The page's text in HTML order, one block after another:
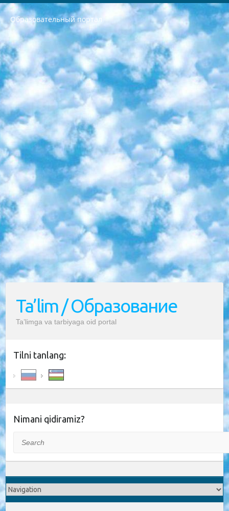
Образовательный портал
РЕСПУБЛИКА УЗБЕКИСТАН МИНИСТРЕРСТВО ДОШКОЛЬНОГО И ШКОЛЬНОГО ОБРАЗОВАНИЯ КОМАНДА в общеобразовательных учреждениях в 2023-2024 учебном году организация и проведение итоговой государственной аттестации обучающихся о Министра дошкольного и школьного образования Республики Узбекистан от 4 марта 2008 года (постановлением Минюста от 20 марта 2008 года № 1778 государственной регистрации) «Итоговое состояние учащихся общего среднего образования на основании положения об утверждении положения об аттестации общего среднего образования выпускной экзамен студентов в образовательных учреждениях в 2023-2024 учебном году В целях организации и прохождения аттестации приказываю: 1. Следующее: перечень предметов, по которым будет проводиться итоговая государственная аттестация и экзамен формы перевода согласно приложению 1; сертификаты международного образца, оценивающие уровень владения иностранными языками перечень согласно приложению 2; 2. Педагогический при специализированных образовательных учреждениях. научно-практический центр квалификации и международной оценки (Д.Давидова) 2024 г. До 25 марта: задания по предметам, по которым будет проводиться итоговая аттестация разработка и утверждение технических условий; итоговая аттестация на основании разработанного предметного задания разработка вопросов по предметам (устно и письменно), экзамен передача; общеобразовательные средние школы и специальные учебные заведения учащиеся выпускных классов школ и интернатов в агентской системе подготовка базы данных экзаменационных материалов и критериев оценки; перевод базы экзаменационных материалов на все языки обучения подать в Республиканский образовательный центр для изготовления; варианты экзаменов на основе разработанных контрольных материалов пусть будут поставлены задачи формирования. 3. Республиканский образовательный центр (Ш.Худайкулов) до 5 апреля 2024 года. до: база данных предоставленных экзаменационных материалов на все языки обучения перевод и экспертиза; для слепых, слабовидящих, глухих, слабослышащих и умственно отсталых детей учащиеся выпускных классов специализированных школ и школ-интернатов база данных экзаменационных материалов на всех преподаваемых языках подготовка критериев оценки; специализированные школы для умственно отсталых детей и технологии для учащихся выпускных классов школ-интернатов разработка соответствующих рекомендаций и критериев проведения ЕГЭ по естествознанию давать задания. 4. Педагогический при специализированных образовательных учреждениях. Научно-практический центр навыков и международной оценки (Д.Давидова), Республика образовательный центр (Худайкулов Ш.) итоговый государственный аттестационный экзамен ориентирован на творческое и логическое мышление при подготовке базы материалов учитывать введение заданий. 5. Следует отметить, что: сертификат государственного образца о знании общеобразовательного предмета и как минимум национальный уровень B1 по предметам на иностранных языках, указанным в Приложении 2. или международно признанный сертификат эквивалентного уровня студенты, изучающие определенный предмет, освобождаются от экзамена; по соответствующим предметам запланирована итоговая государственная аттестация за день до дня, путем жеребьевки Рабочей группой (в письменной форме по предметам, проводимым в форме) из числа сформированных вариантов выбрано 2 варианта; 2 выбранных варианта экзамена анонсированы на официальном сайте министерства и все выпускники по всей стране на основе этих вариантов проводит итоговую государственную аттестацию. 6. Государственное образование учащихся средних общеобразовательных учреждений. знания в соответствии с квалификационными требованиями, которые необходимо приобрести на основании стандартов итоговый (выпускной) контроль для 9 и 11 классов в целях тестирования Экзамены (далее – экзамены) состоят из предметов, перечисленных в приложении 1. будет сделано. 7. Экзамены пройдут с 26 мая по 15 июня 2024 г. (кроме науки физического воспитания). 8. Физическая для учащихся 9 классов общесредних образовательных учреждений. Экзамены по предмету «Образование, квалификация медицина» 1-6 мая 2024 года. сотрудники перевести под присмотр (с отклонениями в физическом или умственном развитии) специализированная школа для детей, школы-интернаты и со сколиозом школы-интернаты санаторного типа для больных детей исключены). 9. Он был слепым, слабовидящим и имел нарушения опорно-двигательного аппарата. экзамены в специализированных школах и интернатах для детей должны проводиться исходя из требований, предъявляемых к общеобразовательным учреждениям (физкультура кроме науки). 10. Специализированная школа для глухих и слабослышащих детей. и экзамены в интернатах и быть реализован в виде письменного теста по математике. 11. Специальность для умственно отсталых детей. Для 9 класса Родной язык и литературное письмо Государственный язык (язык обучения – узбекский). для неклассов) написано Математическое письмо Письменная/устная история Узбекистана Физическое воспитание практично Итоговый контроль Для 11 класса Написание родного языка и литературы (эссе) Математическое письмо Узбекский язык (обучение на узбекском языке) не посещающее общее среднее образование для учреждений)/Образовательное учреждение выбор письменный и устный Иностранный язык письменный/устный Письменная/устная история Узбекистана *По выбору студента:  Химия  Физика  Основы государственного права  География 10 бесплатных образовательных ресурсов - Мы составили подборку онлайн-проектов с интерактивными упражнениями, видеолекциями и статьями. Они помогут вам обрести новые и освежить старые знания бесплатно. 1. «ИНТУИТ» Старейшая образовательная площадка Рунета. Здесь вы найдёте сотни текстовых и видеокурсов на десятки различных тем — от программирования до психологии. Многие курсы подготовлены российскими университетами и крупными международными компаниями вроде Intel и Microsoft. Самостоятельное обучение бесплатное, но желающие могут оплатить услуги персональных наставников. 2. «Смартия» знакомит с актуальными профессиями и подсказывает, как им обучаться. Выбрав заинтересовавшую вас специальность — SMM-специалист, фотограф, веб-дизайнер или другую, — увидите список необходимых для неё умений. Чтобы вы могли освоить их самостоятельно, для каждого умения площадка отображает подборку ссылок на учебные материалы. Хотя «Смартия» ориентируется на русскоязычную аудиторию, часть контента всё же доступна только на английском. 3. «Лекторий Физтеха» Проект Московского физико-технического института (Физтеха). С его помощью вы можете смотреть онлайн серии лекций, записанные на видео в этом вузе. В числе доступных предметов — физика, биология, химия, информационные технологии и другие. К некоторым лекциям администрация ресурса прилагает готовые конспекты, которые можно скачивать в PDF-формате. 4. ITMOcourses Онлайн-площадка Санкт-Петербургского национального исследовательского университета информационных технологий, механики и оптики (ИТМО). Ресурс предоставляет свободный доступ к курсам, разработанным в этом вузе. Каталог материалов разбит на четыре категории: «Оптические системы и технологии», «Приборостроение и робототехника», «Информационные технологии» и «Биотехнологии». Курсы состоят из видеолекций, интерактивных демонстраций и заданий. 5. «КиберЛенинка» Электронная научная библиотека открытого доступа. Каталог площадки регулярно обрастает текстами статей из различных научных изданий. Сгруппированные по журналам и рубрикам публикации можно читать онлайн или скачивать целиком в PDF-формате. Проект нацелен на популяризацию науки за счёт открытого доступа к качественной информации. 6. «ПостНаука» На этом ресурсе публикуют подборки видеолекций, составленные экспертами из разных отраслей и объединённые общими темами. Среди них, к примеру, есть серии «Биоинформатика и геномика», «Культура средневековой Скандинавии» и Cinema Studies о теории кино. Каждая подборка лекций — логически связанная история, рассказанная экспертом от первого лица. Кроме того, на сайте появляются научно-образовательные статьи и тесты на разные темы. 7. «Newочём» Команда проекта «Newочём» отбирает самые интересные тексты из англоязычных СМИ и переводит те из них, за которые голосуют участники сообщества «ВКонтакте». По большей части это научно-популярные статьи. Редакторы придумывают лишь заголовки, в остальном содержание переводов соответствует оригиналам. Полные тексты можно читать прямо в социальной сети. 8. InternetUrok Онлайн-база материалов по основным дисциплинам школьной программы. Информация на сайте структурирована по классам, предметам и темам (урокам). Каждый урок состоит из видеолекций и конспектов. Есть также интерактивные тренажёры и тесты для закрепления пройденного материала. Даже если вы давно окончили школу, возможность повторить программу старших классов всегда может пригодиться. 9. Edutainme Ещё один ресурс об образовании. В отличие от Newtonew, как мне кажется, Edutainme больше ориентируется на представителей индустрии: педагогов, предпринимателей, разработчиков образовательных проектов. Но и любой, кто просто стремится к саморазвитию, найдёт на сайте много полезного и интересного для себя. Например, информацию о новых курсах и образовательных сервисах. 10. Newtonew Онлайн-медиа об образовании и обучении в широком смысле. Авторы Newtonew пишут об инструментах, заведениях, тактиках и стратегиях, которые помогают учить других и получать новые знания самостоятельно. На этой площадке вы найдёте новости, обзоры, аналитические мат
Ta’lim / Образование
Ta’limga va tarbiyaga oid portal
Tilni tanlang:
Nimani qidiramiz?